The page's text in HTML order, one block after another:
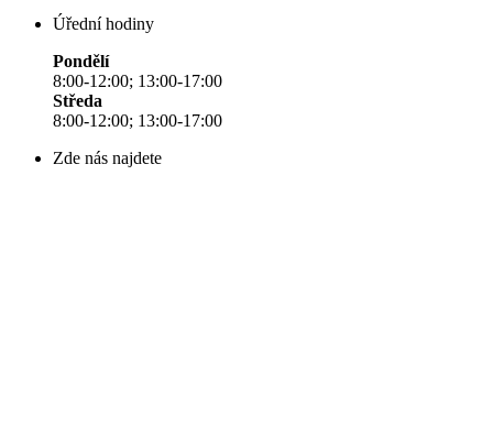
Úřední hodiny
Pondělí
8:00-12:00; 13:00-17:00
Středa
8:00-12:00; 13:00-17:00
Zde nás najdete